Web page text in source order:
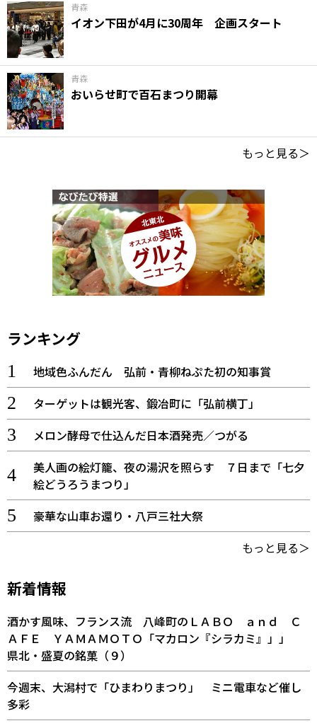
青森
イオン下田が4月に30周年 企画スタート
青森
おいらせ町で百石まつり開幕
もっと見る＞
ランキング
地域色ふんだん 弘前・青柳ねぷた初の知事賞
ターゲットは観光客、鍛冶町に「弘前横丁」
メロン酵母で仕込んだ日本酒発売／つがる
美人画の絵灯籠、夜の湯沢を照らす ７日まで「七夕
絵どうろうまつり」
豪華な山車お還り・八戸三社大祭
もっと見る＞
新着情報
酒かす風味、フランス流 八峰町のＬＡＢＯ ａｎｄ Ｃ
ＡＦＥ ＹＡＭＡＭＯＴＯ「マカロン『シラカミ』」」
県北・盛夏の銘菓（９）
今週末、大潟村で「ひまわりまつり」 ミニ電車など催し
多彩